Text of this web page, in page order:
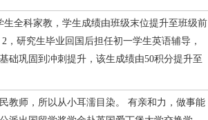
全科家教，学生成绩由班级末位提升至班级前
研究生毕业回国后担任初一学生英语辅导，
础巩固到冲刺提升，该生成绩由50积分提升至
教师，所以从小耳濡目染。 有亲和力，做事能